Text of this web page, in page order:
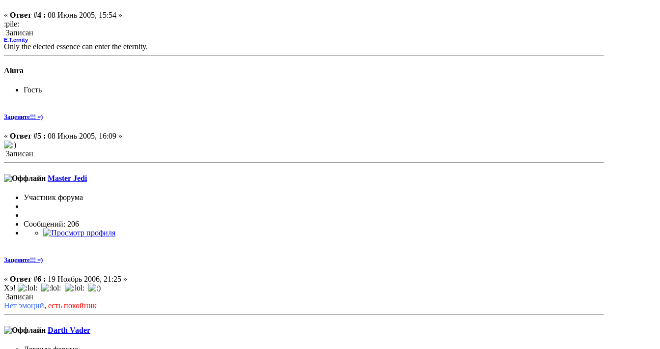
« Ответ #4 : 08 Июнь 2005, 15:54 »
:pile:
Записан
E.T.ernity
Only the elected essence can enter the eternity.
Alura
Гость
Зацените!!! =)
« Ответ #5 : 08 Июнь 2005, 16:09 »
Записан
Master Jedi
Участник форума
Сообщений: 206
Зацените!!! =)
« Ответ #6 : 19 Ноябрь 2006, 21:25 »
Хэ!
Записан
Нет эмоций, есть покойник
Darth Vader